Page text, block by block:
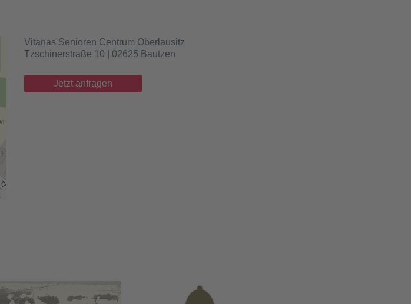
Vitanas Senioren Centrum Oberlausitz
Tzschinerstraße 10 | 02625 Bautzen
Jetzt anfragen